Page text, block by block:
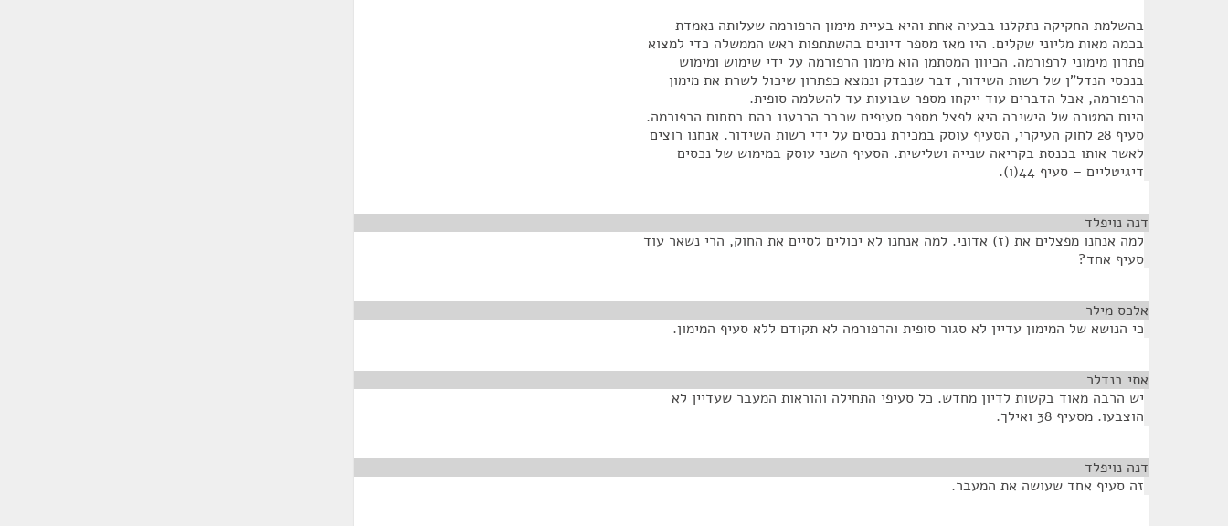
בהשלמת החקיקה נתקלנו בבעיה אחת והיא בעיית מימון הרפורמה שעלותה נאמדת
בכמה מאות מליוני שקלים. היו מאז מספר דיונים בהשתתפות ראש הממשלה כדי למצוא
פתרון מימוני לרפורמה. הכיוון המסתמן הוא מימון הרפורמה על ידי שימוש ומימוש
בנכסי הנדל"ן של רשות השידור, דבר שנבדק ונמצא כפתרון שיכול לשרת את מימון
הרפורמה, אבל הדברים עוד ייקחו מספר שבועות עד להשלמה סופית.
היום המטרה של הישיבה היא לפצל מספר סעיפים שכבר הכרענו בהם בתחום הרפורמה.
סעיף 28 לחוק העיקרי, הסעיף עוסק במכירת נכסים על ידי רשות השידור. אנחנו רוצים
לאשר אותו בכנסת בקריאה שנייה ושלישית. הסעיף השני עוסק במימוש של נכסים
דיגיטליים – סעיף 44(ו).
דנה נויפלד
למה אנחנו מפצלים את (ז) אדוני. למה אנחנו לא יכולים לסיים את החוק, הרי נשאר עוד
סעיף אחד?
אלכס מילר
כי הנושא של המימון עדיין לא סגור סופית והרפורמה לא תקודם ללא סעיף המימון.
אתי בנדלר
יש הרבה מאוד בקשות לדיון מחדש. כל סעיפי התחילה והוראות המעבר שעדיין לא
הוצבעו. מסעיף 38 ואילך.
דנה נויפלד
זה סעיף אחד שעושה את המעבר.